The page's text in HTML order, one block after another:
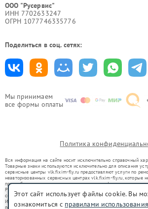
Мы принимаем
все формы оплаты
ООО "Русервис"
ИНН 7702633247
ОГРН 1077746335776
Поделиться в соц. сетях:
Политика
Вся информация на сайте носит исключительно справочный
Товарные знаки используются исключительно для описания
сервисные центры vlk.fixim-fly.ru предоставляют услуги по
неавторизованных сервисных центрах vlk.fixim-fly.ru, которые
правообладателями товарных знаков или их официальными
Ремонт осуществляется для устройств, уже введенных в
со статьей 1487 ГК РФ.
Использование товарных знаков не преследует цели
потребителей в заблуждение, а служит для информирования о
Этот сайт использует файлы cookie. Вы
ознакомиться с правилами использования